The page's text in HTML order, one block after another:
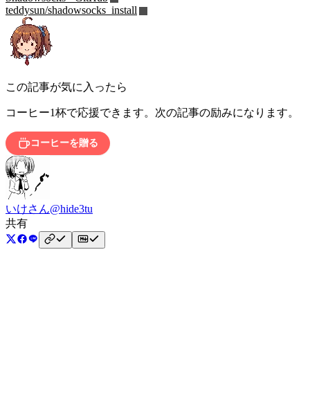
teddysun/shadowsocks_install
この記事が気に入ったら
コーヒー1杯で応援できます。次の記事の励みになります。
コーヒーを贈る
いけさん@hide3tu
共有